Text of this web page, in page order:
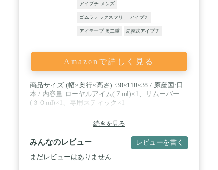
アイプチ メンズ
ゴムラテックスフリー アイプチ
アイテープ 奥二重 皮膜式アイプチ
Amazonで詳しく見る
商品サイズ (幅×奥行×高さ) :38×110×38 / 原産国:日
本 / 内容量:ローヤルアイム(７ml)×1、リムーバー
(３０ml)×1、専用スティック×1
続きを見る
みんなのレビュー レビューを書く
まだレビューはありません